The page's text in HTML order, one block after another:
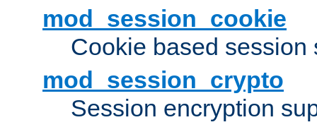
mod_session_cookie
Cookie based session
mod_session_crypto
Session encryption